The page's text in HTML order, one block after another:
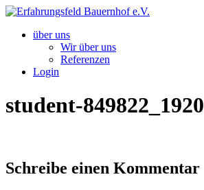
Zum
springenüber uns
Wir über uns
Referenzen
Login
student-849822_1920
Schreibe einen Kommentar